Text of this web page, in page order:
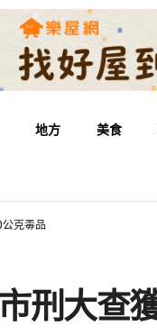
地方 美食
克毒品
刑大查